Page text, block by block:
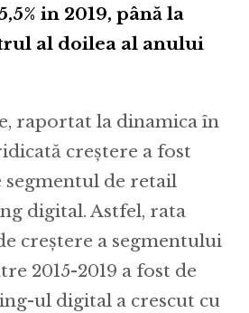
in 2019, până la
al doilea al anului
raportat la dinamica în
creștere a fost
de retail
digital. Astfel, rata
creștere a segmentului
2015-2019 a fost de
ul digital a crescut cu